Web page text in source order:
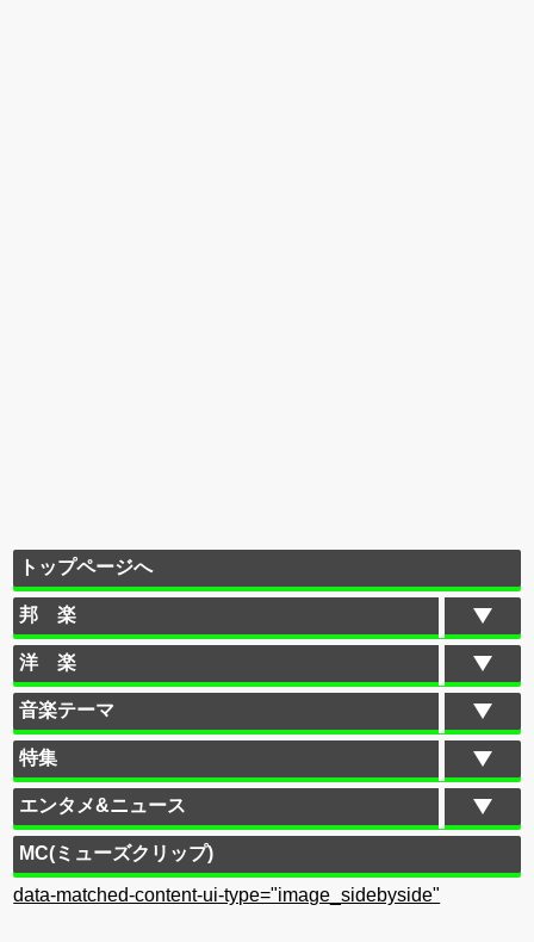
トップページへ
邦 楽
洋 楽
音楽テーマ
特集
エンタメ&ニュース
MC(ミューズクリップ)
data-matched-content-ui-type="image_sidebyside"